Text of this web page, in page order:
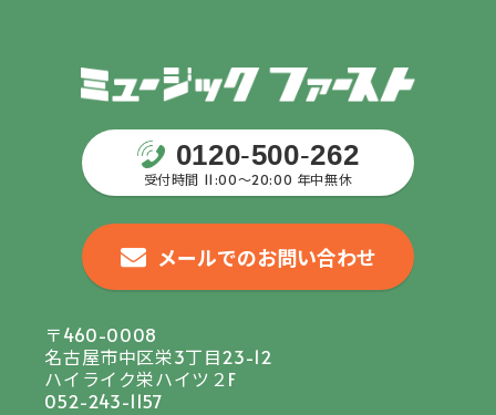
0120-500-262
受付時間 11:00〜20:00 年中無休
メールでのお問い合わせ
〒460-0008
名古屋市中区栄3丁目23-12
ハイライク栄ハイツ２F
052-243-1157